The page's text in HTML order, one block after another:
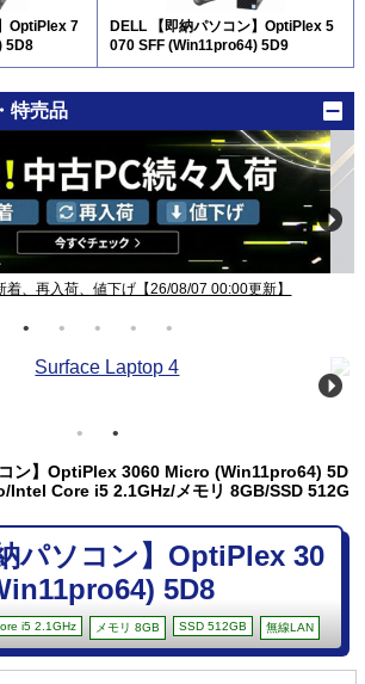
OptiPlex 7
5D8
DELL 【即納パソコン】OptiPlex 5
070 SFF (Win11pro64) 5D9
特売品
着、再入荷、値下げ【26/08/07 00:00更新】
ン】OptiPlex 3060 Micro (Win11pro64) 5D
Intel Core i5 2.1GHz/メモリ 8GB/SSD 512G
パソコン】OptiPlex 30
5D8
i5 2.1GHz メモリ 8GB SSD 512GB 無線LAN